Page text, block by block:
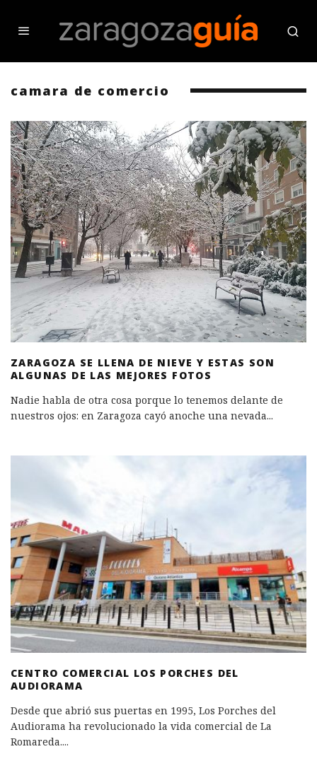
camara de comercio
ZARAGOZA SE LLENA DE NIEVE Y ESTAS SON
ALGUNAS DE LAS MEJORES FOTOS
Nadie habla de otra cosa porque lo tenemos delante de
nuestros ojos: en Zaragoza cayó anoche una nevada...
CENTRO COMERCIAL LOS PORCHES DEL
AUDIORAMA
Desde que abrió sus puertas en 1995, Los Porches del
Audiorama ha revolucionado la vida comercial de La
Romareda....